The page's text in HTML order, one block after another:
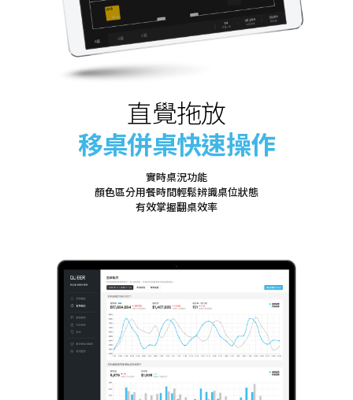
直覺拖放
移桌併桌快速操作
實時桌況功能
顏色區分用餐時間輕鬆辨識桌位狀態
有效掌握翻桌效率